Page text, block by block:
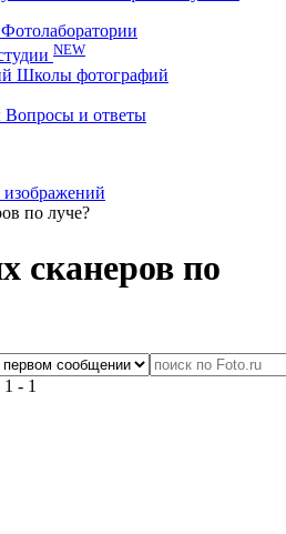
Фотолаборатории
NEW
Школы фотографий
Вопросы и ответы
по луче?
сканеров по
- 1